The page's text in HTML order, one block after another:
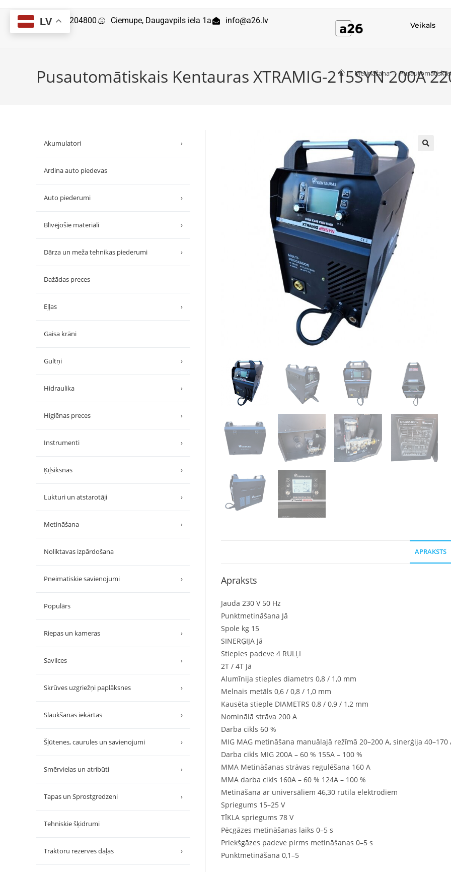
29204800 Ciemupe, Daugavpils iela 1a info@a26.lv Veikals
Pusautomātiskais Kentauras XTRAMIG-215SYN 200A
> Metināšana >
APRAKSTS
Apraksts
Jauda 230 V 50 Hz
Punktmetināšana Jā
Spole kg 15
SINERĢIJA Jā
Stieples padeve 4 RULĻI
2T / 4T Jā
Alumīnija stieples diametrs 0,8 / 1,0 mm
Melnais metāls 0,6 / 0,8 / 1,0 mm
Kausēta stieple DIAMETRS 0,8 / 0,9 / 1,2 mm
Nominālā strāva 200 A
Darba cikls 60 %
MIG MAG metināšana manuālajā režīmā 20–200 A, sinerģija 40–170
Darba cikls MIG 200A – 60 % 155A – 100 %
MMA Metināšanas strāvas regulēšana 160 A
MMA darba cikls 160A – 60 % 124A – 100 %
Metināšana ar universāliem 46,30 rutila elektrodiem
Spriegums 15–25 V
TĪKLA spriegums 78 V
Pēcgāzes metināšanas laiks 0–5 s
Priekšgāzes padeve pirms metināšanas 0–5 s
Punktmetināšana 0,1–5
Akumulatori ›
Ardina auto piedevas
Auto piederumi ›
Blīvējošie materiāli ›
Dārza un meža tehnikas piederumi ›
Dažādas preces
Eļļas ›
Gaisa krāni
Gultņi ›
Hidraulika ›
Higiēnas preces ›
Instrumenti ›
Ķīļsiksnas ›
Lukturi un atstarotāji ›
Metināšana ›
Noliktavas izpārdošana
Pneimatiskie savienojumi ›
Populārs
Riepas un kameras ›
Savilces ›
Skrūves uzgriežņi paplāksnes ›
Slaukšanas iekārtas ›
Šļūtenes, caurules un savienojumi ›
Smērvielas un atribūti ›
Tapas un Sprostgredzeni ›
Tehniskie šķidrumi
Traktoru rezerves daļas ›
LV